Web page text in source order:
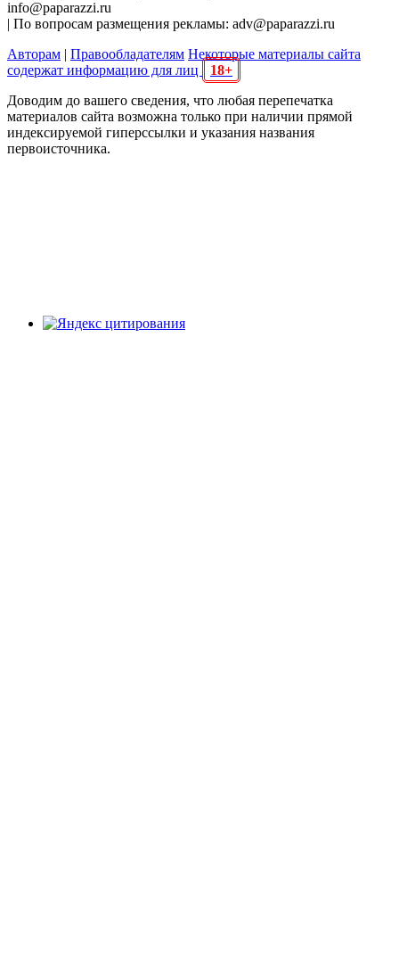
info@paparazzi.ru
| По вопросам размещения рекламы: adv@paparazzi.ru
Авторам | Правообладателям Некоторые материалы сайта
содержат информацию для лиц
18+
Доводим до вашего сведения, что любая перепечатка
материалов сайта возможна только при наличии прямой
индексируемой гиперссылки и указания названия
первоисточника.